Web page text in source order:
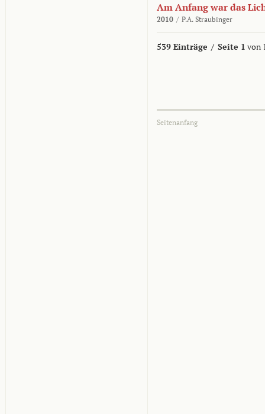
Am Anfang war das
2010 / P.A. Straubinger
539 Einträge / Seite 1 von
Seitenanfang